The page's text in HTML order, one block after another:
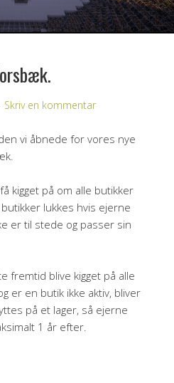
Skriv en kommentar
vi åbnede for vores nye
kigget på om alle butikker
lukkes hvis ejerne
er til stede og passer sin
fremtid blive kigget på alle
er en butik ikke aktiv, bliver
på et lager, så ejerne
1 år efter.